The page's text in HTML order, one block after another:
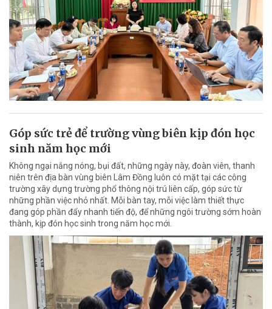
Góp sức trẻ để trường vùng biên kịp đón học
sinh năm học mới
Không ngại nắng nóng, bụi đất, những ngày này, đoàn viên, thanh
niên trên địa bàn vùng biên Lâm Đồng luôn có mặt tại các công
trường xây dựng trường phổ thông nội trú liên cấp, góp sức từ
những phần việc nhỏ nhất. Mỗi bàn tay, mỗi việc làm thiết thực
đang góp phần đẩy nhanh tiến độ, để những ngôi trường sớm hoàn
thành, kịp đón học sinh trong năm học mới.